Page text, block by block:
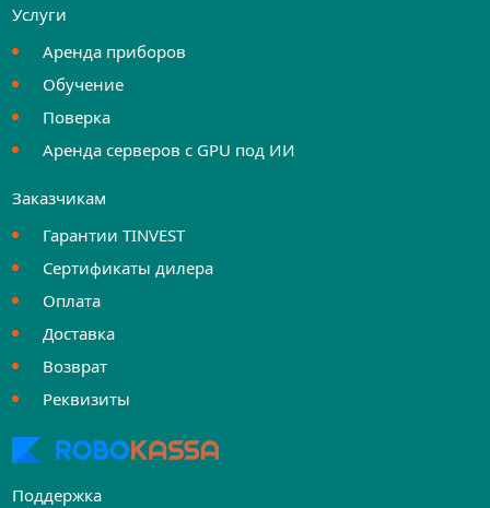
Услуги
Аренда приборов
Обучение
Поверка
Аренда серверов с GPU под ИИ
Заказчикам
Гарантии TINVEST
Сертификаты дилера
Оплата
Доставка
Возврат
Реквизиты
Поддержка